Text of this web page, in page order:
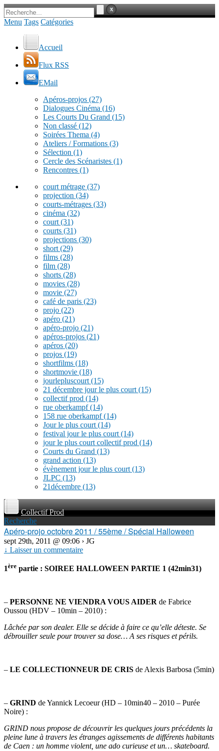
Menu Tags Catégories
Accueil
Flux RSS
EMail
Apéros-projos (27)
Dialogues Cinéma (16)
Les Courts Du Grand (15)
Non classé (12)
Soirées Thema (4)
Ateliers / Formations (3)
Sélection (1)
Cercle des Scénaristes (1)
Rencontres (1)
court métrage (37)
projection (34)
courts-métrages (33)
cinéma (32)
court (31)
courts (31)
projections (30)
short (29)
films (28)
film (28)
shorts (28)
movies (28)
movie (27)
café de paris (23)
projo (22)
apéro (21)
apéro-projo (21)
apéros-projos (21)
apéros (20)
projos (19)
shortfilms (18)
shortmovie (18)
jourlepluscourt (15)
21 décembre jour le plus court (15)
collectif prod (14)
rue oberkampf(14)
158 rue oberkampf(14)
Jour le plus court (14)
festival jour le plus court (14)
jour le plus court collectif prod (14)
Courts du Grand (13)
grand action (13)
évènement jour le plus court (13)
JLPC (13)
21décembre (13)
Collectif Prod
Recherche
Apéro-projo octobre 2011 / 55ème / Spécial Halloween
sept 29th, 2011 @ 09:06 › JG
↓ Laisser un commentaire
1ère partie : SOIREE HALLOWEEN PARTIE 1 (42min31)
– PERSONNE NE VIENDRA VOUS AIDER de Fabrice
Oussou (HDV – 10min – 2010) :
Lâchée par son dealer. Elle se décide à faire ce qu’elle déteste. Se
débrouiller seule pour trouver sa dose… A ses risques et périls.
– LE COLLECTIONNEUR DE CRIS de Alexis Barbosa (5min)
– GRIND de Yannick Lecoeur (HD – 10min40 – 2010 – Purée
Noire) :
GRIND nous propose de découvrir les quelques jours précédents la
pleine lune à travers les étranges agissements de différents habitants
de Caen : un homme violent, une ado curieuse et un… skateboard.